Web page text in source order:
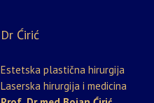
Dr Ćirić
Estetska plastična hirurgija
Laserska hirurgija i medicina